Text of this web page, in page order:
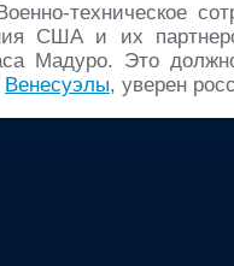
техническое
США и их
Мадуро. Это
Венесуэлы, уверен